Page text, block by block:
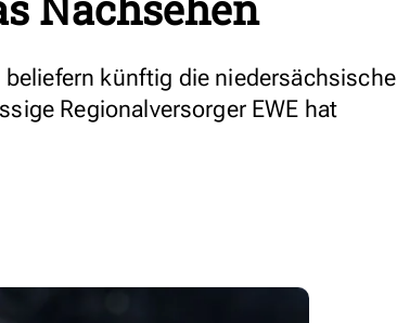
künftig die niedersächsische
Regionalversorger EWE hat